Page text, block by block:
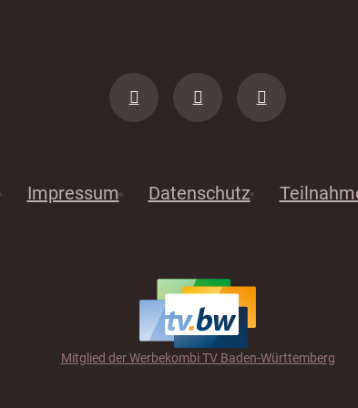
Impressum Datenschutz
Mitglied der Werbekombi TV Baden-Württemberg